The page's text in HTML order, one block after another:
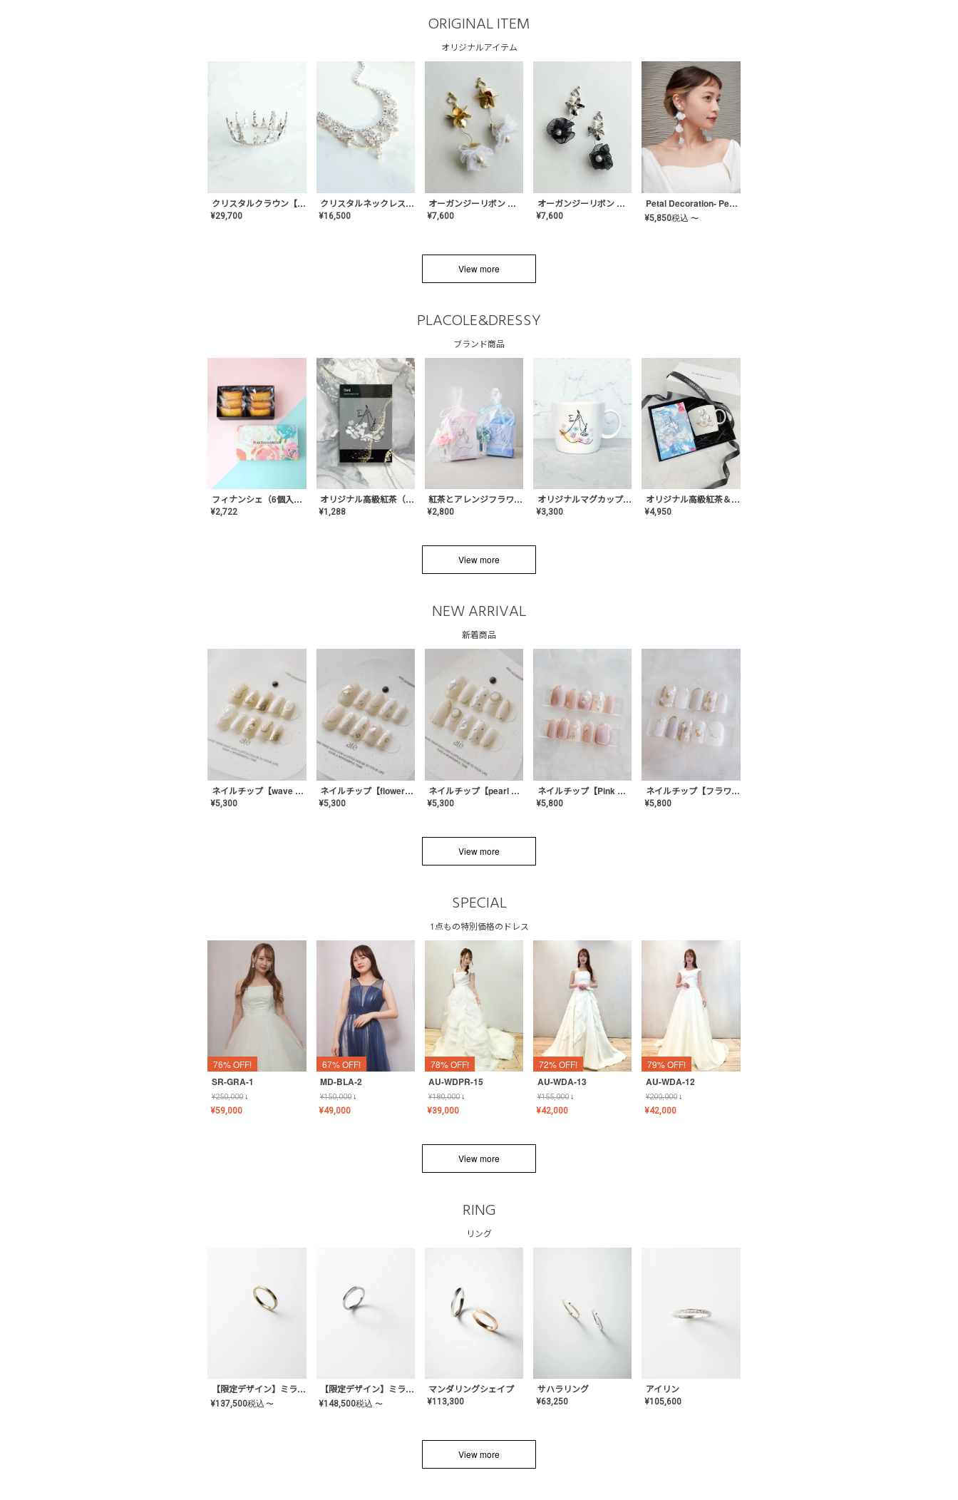
ORIGINAL ITEM
オリジナルアイテム
クリスタルクラウン【MA-COHD-01】韓国風クラウン/ウェディングクラウン/ティアラ
¥29,700
クリスタルネックレス-Lace【MA-CONL-02】
¥16,500
オーガンジーリボン バレリーナイヤリング&ピアス【White】〈PV-COER-12〉
¥7,600
オーガンジーリボン バレリーナイヤリング&ピアス【Black】〈PV-COER-11〉
¥7,600
Petal Decoration- Pearl【JA-COER-3】
¥5,850税込 〜
View more
PLACOLE&DRESSY
ブランド商品
フィナンシェ（6個入り）
¥2,722
オリジナル高級紅茶（TIME/タイム）【ギフト/プチギフト/プレゼント/内祝い/結婚式/オリジナル配合/高品質/ハーブティー/茶葉/記念日/お返し/手土産/美容/おしゃれ】
¥1,288
紅茶とアレンジフラワーのセット
¥2,800
オリジナルマグカップ【AT-TW-03】ギフトセット有/プレゼント/内祝い/結婚式/ペア/食器/テーブルウェア/記念日/お返し/特別/高級/おしゃれ
¥3,300
オリジナル高級紅茶＆マグカップ ギフト【AT-GF-02】ギフトセット/プレゼント/内祝い/結婚式/ハーブティー/高品質/マグカップ/食器/記念日/お返し/手土産/美容/おしゃれ
¥4,950
View more
NEW ARRIVAL
新着商品
ネイルチップ【wave mirror】AE-CONA-04
¥5,300
ネイルチップ【flower shell】AE-CONA-03
¥5,300
ネイルチップ【pearl bijou】AE-CONA-02
¥5,300
ネイルチップ【Pink Glow Nail】MK-CONA-04
¥5,800
ネイルチップ【フラワーシフォンネイル】MK-CONA-03
¥5,800
View more
SPECIAL
1点もの特別価格のドレス
76% OFF!
SR-GRA-1
¥250,000↓
¥59,000
67% OFF!
MD-BLA-2
¥150,000↓
¥49,000
78% OFF!
AU-WDPR-15
¥180,000↓
¥39,000
72% OFF!
AU-WDA-13
¥155,000↓
¥42,000
79% OFF!
AU-WDA-12
¥200,000↓
¥42,000
View more
RING
リング
【限定デザイン】ミライ(mill-ai)リング
¥137,500税込 〜
【限定デザイン】ミライ(mill-ai)リング
¥148,500税込 〜
マンダリングシェイプ
¥113,300
サハラリング
¥63,250
アイリン
¥105,600
View more